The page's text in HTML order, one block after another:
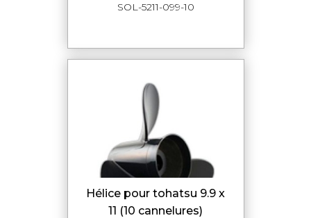
SOL-5211-099-10
hélice pour tohatsu 9.9 x
11 (10 cannelures)